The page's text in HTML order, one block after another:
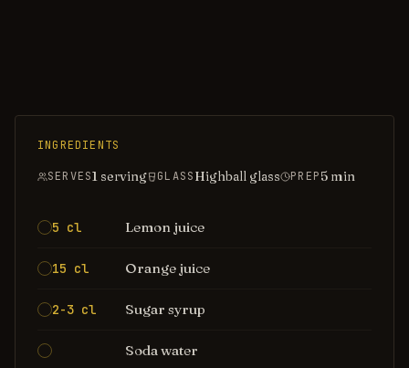
INGREDIENTS
SERVES1 serving GLASSHighball glass PREP5 min
5 cl Lemon juice
15 cl Orange juice
2-3 cl Sugar syrup
Soda water